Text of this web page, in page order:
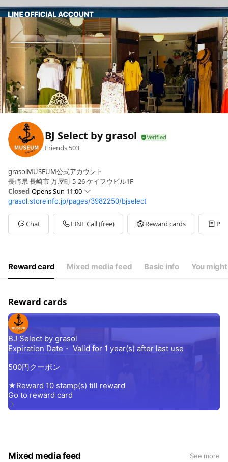
BJ Select by grasol
Friends 503
grasolMUSEUM公式アカウント
長崎県 長崎市 万屋町 5-26 ケイフウビル1F
Closed Opens Sun 11:00
Sun11:00 - 19:00
Mon11:00 - 19:00
Tue11:00 - 19:00
Wed11:00 - 19:00
お盆・お正月を除く
grasol.storeinfo.jp/pages/3982250/bjselect
Chat LINE Call (free) Reward cards
Reward card Mixed media feed Basic info You
Reward cards
Mixed media feed See more